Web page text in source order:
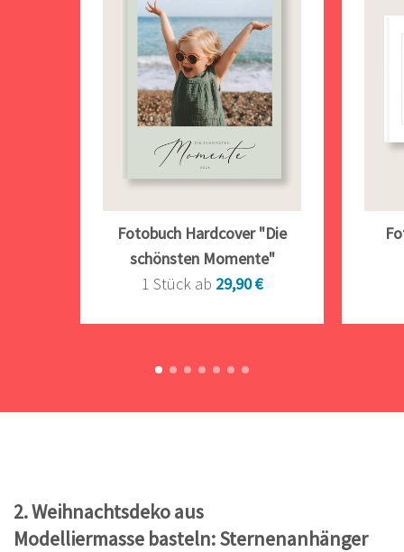
Fotobuch Hardcover "Die
schönsten Momente"
1 Stück ab 29,90 €
2. Weihnachtsdekoaus
Modelliermasse basteln: Sternenanhänger